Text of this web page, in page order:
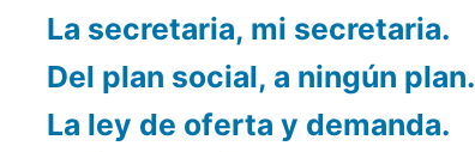
La secretaria, mi secretaria.
Del plan social, a ningún plan.
La ley de oferta y demanda.